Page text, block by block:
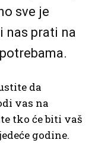
sve je
nas prati na
da
vas na
tko će biti vaš
godine.